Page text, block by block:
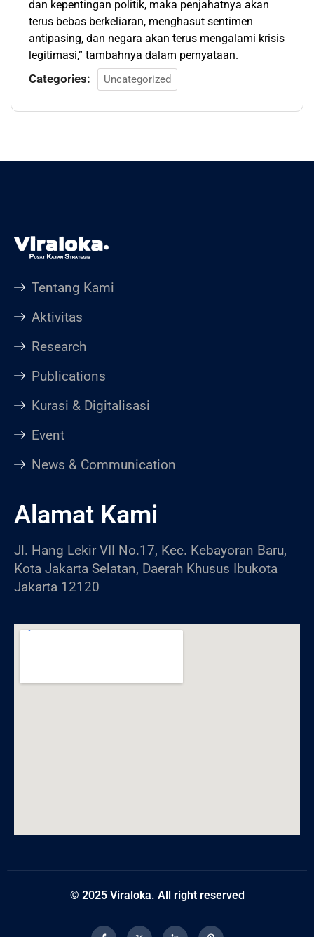
dan kepentingan politik, maka penjahatnya akan
terus bebas berkeliaran, menghasut sentimen
antipasing, dan negara akan terus mengalami krisis
legitimasi,” tambahnya dalam pernyataan.
Categories: Uncategorized
Tentang Kami
Aktivitas
Research
Publications
Kurasi & Digitalisasi
Event
News & Communication
Alamat Kami
Jl. Hang Lekir VII No.17, Kec. Kebayoran Baru,
Kota Jakarta Selatan, Daerah Khusus Ibukota
Jakarta 12120
© 2025 Viraloka. All right reserved